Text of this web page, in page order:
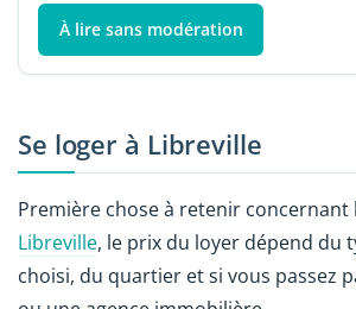
À lire sans modération
Se loger à Libreville
Première chose à retenir concernant
Libreville, le prix du loyer dépend du
choisi, du quartier et si vous passez